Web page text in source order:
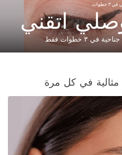
٣ خطوات
اتقني
٣ خطوات فقط
في كل مرة